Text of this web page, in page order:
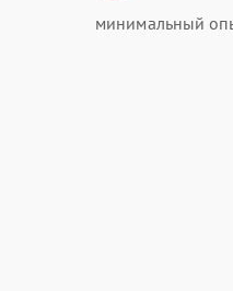
минимальный